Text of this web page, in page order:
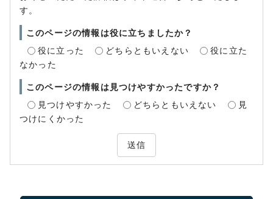
す。
このページの情報は役に立ちましたか？
役に立った
どちらともいえない
役に立た
なかった
このページの情報は見つけやすかったですか？
見つけやすかった
どちらともいえない
見
つけにくかった
送信